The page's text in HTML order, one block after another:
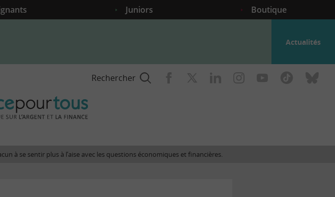
Juniors Boutique
Actualités
Rechercher
finance
site
à se sentir plus à l’aise avec les questions économiques et financières.